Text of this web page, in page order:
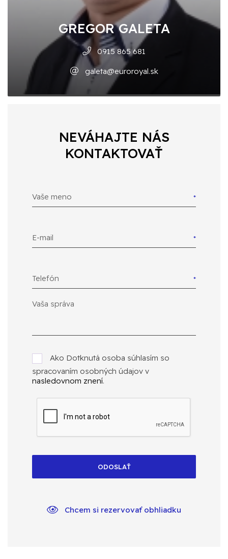
GREGOR GALETA
0915 865 681
galeta@euroroyal.sk
NEVÁHAJTE NÁS
KONTAKTOVAŤ
Vaše meno
E-mail
Telefón
Ako Dotknutá osoba súhlasím so
spracovaním osobných údajov v
nasledovnom znení.
ODOSLAŤ
Chcem si rezervovať obhliadku